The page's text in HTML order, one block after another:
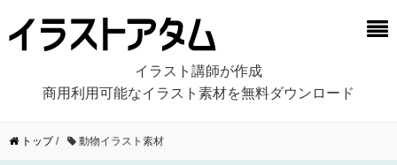
イラスト講師が作成
商用利用可能なイラスト素材を無料ダウンロード
トップ/ 動物イラスト素材